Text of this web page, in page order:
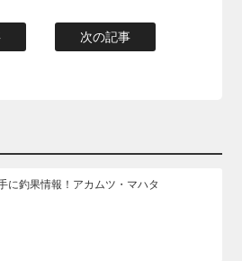
次の記事
に釣果情報！アカムツ・マハタ